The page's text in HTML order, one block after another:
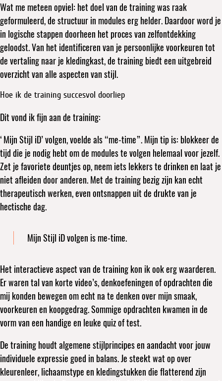
Wat me meteen opviel: het doel van de training was raak
geformuleerd, de structuur in modules erg helder. Daardoor word je
in logische stappen doorheen het proces van zelfontdekking
geloodst. Van het identificeren van je persoonlijke voorkeuren tot
de vertaling naar je kledingkast, de training biedt een uitgebreid
overzicht van alle aspecten van stijl.
Hoe ik de training succesvol doorliep
Dit vond ik fijn aan de training:
‘Mijn Stijl iD’ volgen, voelde als “me-time”. Mijn tip is: blokkeer de
tijd die je nodig hebt om de modules te volgen helemaal voor jezelf.
Zet je favoriete deuntjes op, neem iets lekkers te drinken en laat je
niet afleiden door anderen. Met de training bezig zijn kan echt
therapeutisch werken, even ontsnappen uit de drukte van je
hectische dag.
Mijn Stijl iD volgen is me-time.
Het interactieve aspect van de training kon ik ook erg waarderen.
Er waren tal van korte video’s, denkoefeningen of opdrachten die
mij konden bewegen om echt na te denken over mijn smaak,
voorkeuren en koopgedrag. Sommige opdrachten kwamen in de
vorm van een handige en leuke quiz of test.
De training houdt algemene stijlprincipes en aandacht voor jouw
individuele expressie goed in balans. Je steekt wat op over
kleurenleer, lichaamstype en kledingstukken die flatterend zijn